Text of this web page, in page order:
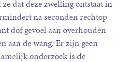
dat deze zwelling ontstaat in
na seconden rechtop
dof gevoel aan overhouden
aan de wang. Er zijn geen
onderzoek is de